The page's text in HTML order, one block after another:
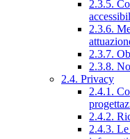
2.3.5.
2.3.6.
2.3.7.
2.3.8.
2.4. Privacy
2.4.1.
2.4.2.
2.4.3.